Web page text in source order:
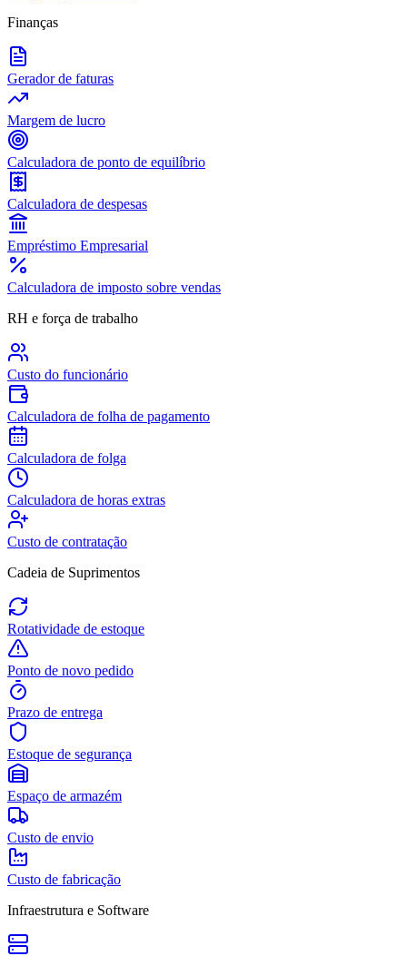
Finanças
Gerador de faturas
Margem de lucro
Calculadora de ponto de equilíbrio
Calculadora de despesas
Empréstimo Empresarial
Calculadora de imposto sobre vendas
RH e força de trabalho
Custo do funcionário
Calculadora de folha de pagamento
Calculadora de folga
Calculadora de horas extras
Custo de contratação
Cadeia de Suprimentos
Rotatividade de estoque
Ponto de novo pedido
Prazo de entrega
Estoque de segurança
Espaço de armazém
Custo de envio
Custo de fabricação
Infraestrutura e Software